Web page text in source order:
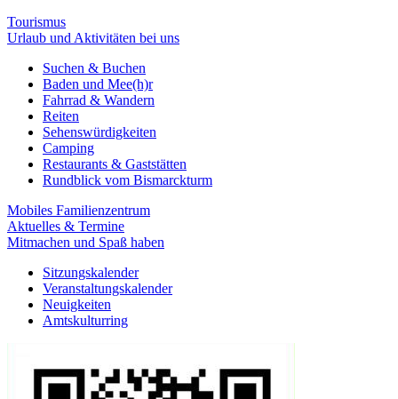
Tourismus
Urlaub und Aktivitäten bei uns
Suchen & Buchen
Baden und Mee(h)r
Fahrrad & Wandern
Reiten
Sehenswürdigkeiten
Camping
Restaurants & Gaststätten
Rundblick vom Bismarckturm
Mobiles Familienzentrum
Aktuelles & Termine
Mitmachen und Spaß haben
Sitzungskalender
Veranstaltungskalender
Neuigkeiten
Amtskulturring